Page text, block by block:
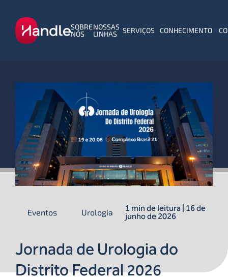
SOBRE
NÓS
NOSSAS
LINHAS
SERVIÇOS CONHECIMENTO
Eventos Urologia
1 min de leitura | 16 de
junho de 2026
Jornada de Urologia do
Distrito Federal 2026